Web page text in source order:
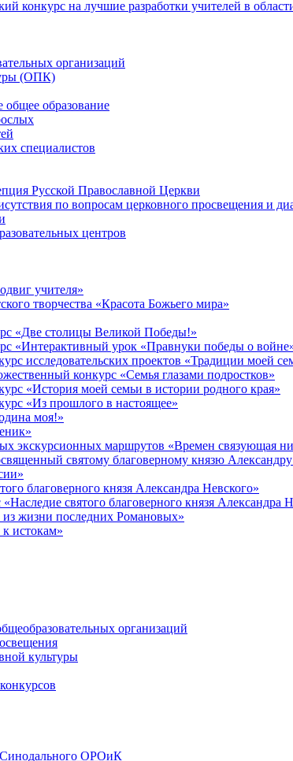
конкурс на лучшие разработки учителей в
организаций
(ОПК)
общее образование
специалистов
Русской Православной Церкви
по вопросам церковного просвещения и
центров
учителя»
творчества «Красота Божьего мира»
«Две столицы Великой Победы!»
«Интерактивный урок «Правнуки победы о
исследовательских проектов «Традиции моей
конкурс «Семья глазами подростков»
«История моей семьи в истории родного края»
«Из прошлого в настоящее»
моя!»
экскурсионных маршрутов «Времен связующая
святому благоверному князю
благоверного князя Александра Невского»
святого благоверного князя Александра
жизни последних Романовых»
истокам»
организаций
культуры
Синодального ОРОиК